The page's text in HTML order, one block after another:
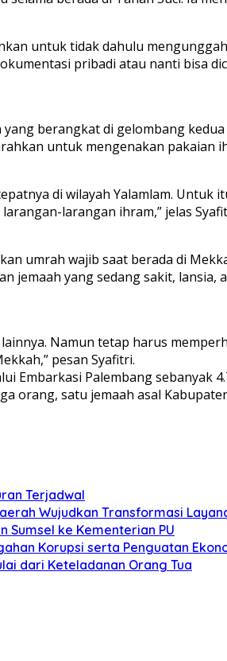
untuk tidak dahulu
pribadi atau nanti bisa
berangkat di gelombang
untuk mengenakan pakaian
di wilayah Yalamlam.
larangan ihram,” jelas
umrah wajib saat berada di
jemaah yang sedang sakit,
Namun tetap harus
pesan Syafitri.
Palembang sebanyak
orang, satu jemaah asal
Terjadwal
Wujudkan Transformasi
Sumsel ke Kementerian PU
Korupsi serta Penguatan
dari Keteladanan Orang Tua